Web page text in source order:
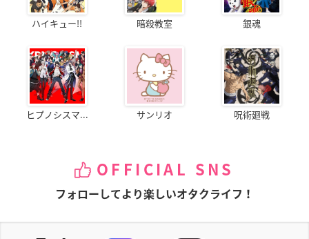
ハイキュー!! 暗殺教室 銀魂
ヒプノシスマ... サンリオ 呪術廻戦
OFFICIAL SNS
フォローしてより楽しいオタクライフ！